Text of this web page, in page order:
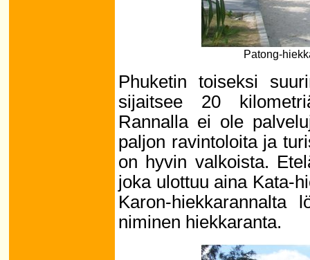
Patong-
Phuketin toiseksi
sijaitsee 20
Rannalla ei ole
paljon ravintoloita ja
on hyvin valkoista.
joka ulottuu aina Kata-
Karon-
niminen hiekkaranta.